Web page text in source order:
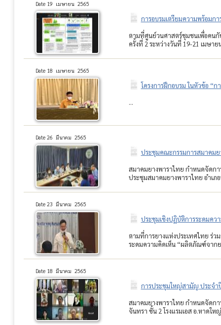
Date 19 เมษายน 2565
การอบรมเตรียมความพร้อมก
ตามที่ศูนย์วนศาสตร์ชุมชนเพื่อคนกั
ครั้งที่ 2 ระหว่างวันที่ 19-21 เมษาย
Date 18 เมษายน 2565
โครงการฝึกอบรม ในหัวข้อ “
...
Date 26 มีนาคม 2565
ประชุมคณะกรรมการสมาคมย
สมาคมยางพาราไทย กำหนดจัดกา
ประชุมสมาคมยางพาราไทย อำเภ
Date 23 มีนาคม 2565
ประชุมเชิงปฏิบัติการระดมคว
ตามที่การยางแห่งประเทศไทย ร่ว
ระดมความคิดเห็น “ผลิตภัณฑ์จาก
Date 18 มีนาคม 2565
การประชุมใหญ่สามัญ ประจำ
สมาคมยางพาราไทย กำหนดจัดก
จันทรา ชั้น 2 โรงแรมเอส อ.หาดใ